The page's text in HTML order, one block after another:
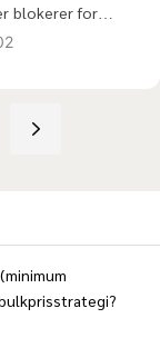
blokerer for
maskerer
og uafbrudt